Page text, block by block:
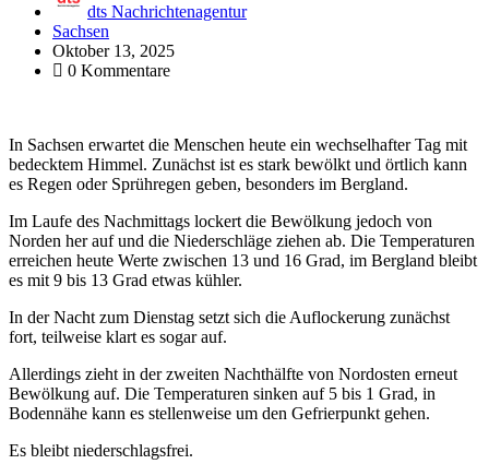
dts Nachrichtenagentur
Sachsen
Oktober 13, 2025
0 Kommentare
In Sachsen erwartet die Menschen heute ein wechselhafter Tag mit
bedecktem Himmel. Zunächst ist es stark bewölkt und örtlich kann
es Regen oder Sprühregen geben, besonders im Bergland.
Im Laufe des Nachmittags lockert die Bewölkung jedoch von
Norden her auf und die Niederschläge ziehen ab. Die Temperaturen
erreichen heute Werte zwischen 13 und 16 Grad, im Bergland bleibt
es mit 9 bis 13 Grad etwas kühler.
In der Nacht zum Dienstag setzt sich die Auflockerung zunächst
fort, teilweise klart es sogar auf.
Allerdings zieht in der zweiten Nachthälfte von Nordosten erneut
Bewölkung auf. Die Temperaturen sinken auf 5 bis 1 Grad, in
Bodennähe kann es stellenweise um den Gefrierpunkt gehen.
Es bleibt niederschlagsfrei.